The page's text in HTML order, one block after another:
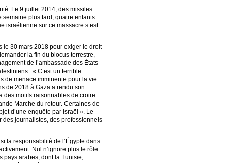
Le 9 juillet 2014, des missiles
plus tard, quatre enfants
israélienne sur ce massacre s’est
le 30 mars 2018 pour exiger le droit
la fin du blocus terrestre,
de l’ambassade des États-
: « C’est un terrible
de menace imminente pour la vie
de 2018 à Gaza a rendu son
des motifs raisonnables de croire
Marche du retour. Certaines de
d’une enquête par Israël ». Le
des journalistes, des professionnels
la responsabilité de l’Égypte dans
Nul n’ignore plus le rôle
arabes, dont la Tunisie,